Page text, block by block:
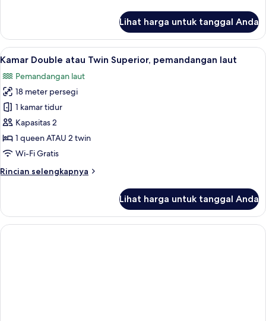
Kamar
Double
Comfort,
laut
terbatas
(Sofa
Bed)
Lihat harga untuk tanggal Anda
Lihat
semua
foto
untuk
Kamar
Double
atau
Twin
pemandangan
Kamar Double atau Twin Superior,
26
Kamar Double atau Twin Superior, pemandangan laut
Pemandangan laut
18 meter persegi
1 kamar tidur
Kapasitas 2
1 queen ATAU 2 twin
Wi-Fi Gratis
Rincian selengkapnya
Rincian
Kamar
Double
atau
Lihat harga untuk tanggal Anda